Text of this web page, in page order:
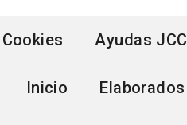
Ayudas
Inicio Elaborados